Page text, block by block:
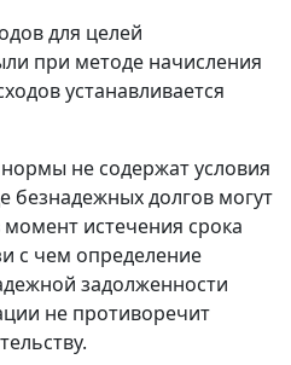
для целей
при методе начисления
устанавливается
не содержат условия
безнадежных долгов могут
истечения срока
с чем определение
задолженности
не противоречит